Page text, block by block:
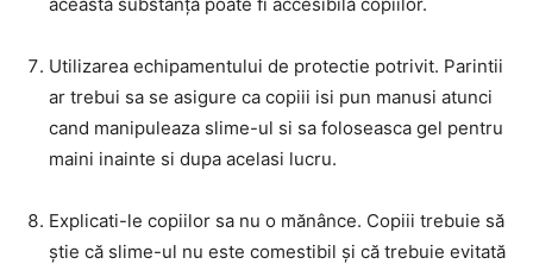
Utilizarea echipamentului de protectie potrivit. Parintii
ar trebui sa se asigure ca copiii isi pun manusi atunci
cand manipuleaza slime-ul si sa foloseasca gel pentru
maini inainte si dupa acelasi lucru.
Explicati-le copiilor sa nu o mănânce. Copiii trebuie să
știe că slime-ul nu este comestibil și că trebuie evitată